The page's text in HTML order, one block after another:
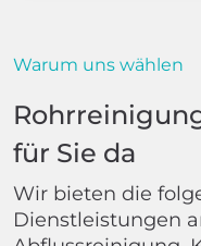
Warum uns wählen
für Sie da
Wir bieten die
Dienstleistungen